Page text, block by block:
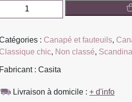
quantité
EXPRESS
140
3
: Canapé et fauteuils,
Classique chic, Non classé,
Fabricant : Casita
Livraison à domicile : + d'info